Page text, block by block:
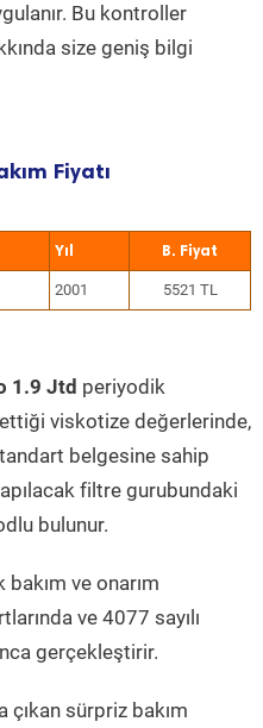
Bu kontroller
size geniş bilgi
Fiyatı
Yıl
2001 5521 TL
1.9 Jtd periyodik
viskotize değerlerinde,
belgesine sahip
filtre gurubundaki
bulunur.
ve onarım
ve 4077 sayılı
gerçekleştirir.
sürpriz bakım